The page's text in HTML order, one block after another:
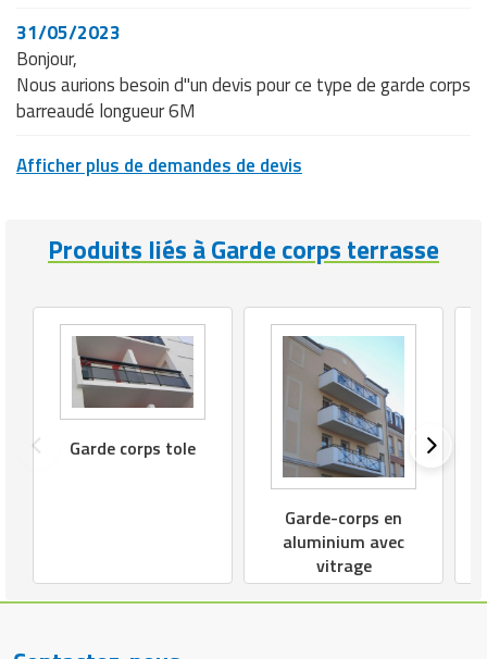
31/05/2023
Bonjour,
Nous aurions besoin d"un devis pour ce type de garde corps
barreaudé longueur 6M
Afficher plus de demandes de devis
Produits liés à Garde corps terrasse
Garde corps tole
Garde-corps en
aluminium avec
vitrage